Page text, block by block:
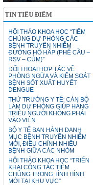
TIN TIÊU ĐIỂM
HỘI THẢO KHOA HỌC “TIÊM
CHỦNG DỰ PHÒNG CÁC
BỆNH TRUYỀN NHIỄM
ĐƯỜNG HÔ HẤP (PHẾ CẦU –
RSV – CÚM)”
ĐỐI THOẠI HỢP TÁC VỀ
PHÒNG NGỪA VÀ KIỂM SOÁT
BỆNH SỐT XUẤT HUYẾT
DENGUE
THỨ TRƯỞNG Y TẾ: CÁN BỘ
LÀM DỰ PHÒNG GIÚP HÀNG
TRIỆU NGƯỜI KHÔNG PHẢI
VÀO VIỆN
BỘ Y TẾ BAN HÀNH DANH
MỤC BỆNH TRUYỀN NHIỄM
MỚI, ĐIỀU CHỈNH NHIỀU
BỆNH GIỮA CÁC NHÓM
HỘI THẢO KHOA HỌC “TRIỂN
KHAI CÔNG TÁC TIÊM
CHỦNG TRONG TÌNH HÌNH
MỚI TẠI KHU VỰC”